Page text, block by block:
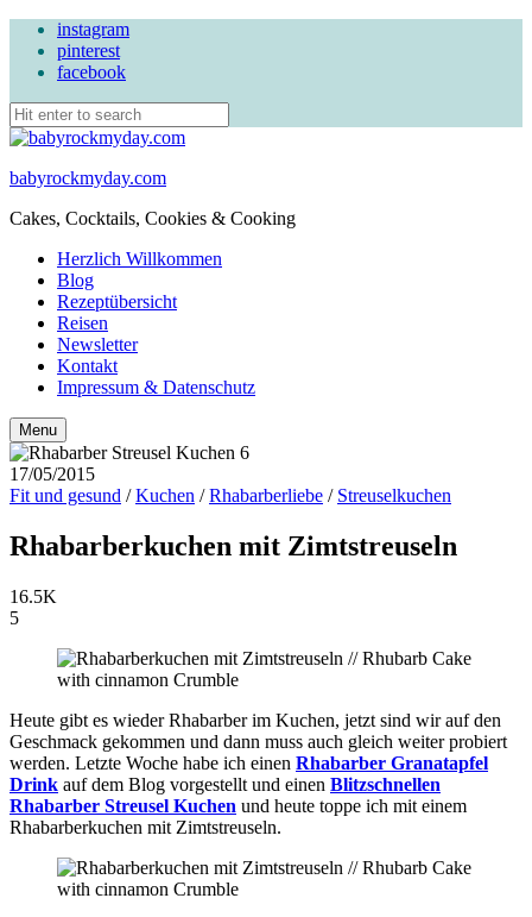
instagram
pinterest
facebook
babyrockmyday.com
Cakes, Cocktails, Cookies & Cooking
Herzlich Willkommen
Blog
Rezeptübersicht
Reisen
Newsletter
Kontakt
Impressum & Datenschutz
Search
Menu
17/05/2015
Fit und gesund /Kuchen /Rhabarberliebe / Streuselkuchen
Rhabarberkuchen mit Zimtstreuseln
16.5K
5
Heute gibt es wieder Rhabarber im Kuchen, jetzt sind wir auf den
Geschmack gekommen und dann muss auch gleich weiter probiert
werden. Letzte Woche habe ich einen Rhabarber Granatapfel
Drink auf dem Blog vorgestellt und einen Blitzschnellen
Rhabarber Streusel Kuchen und heute toppe ich mit einem
Rhabarberkuchen mit Zimtstreuseln.